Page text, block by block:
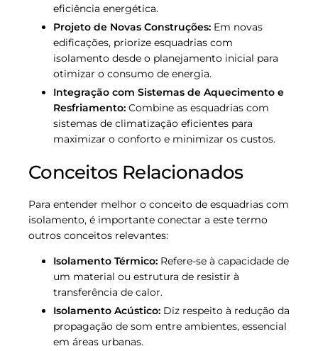
eficiência energética.
Projeto de Novas Construções: Em novas
edificações, priorize esquadrias com
isolamento desde o planejamento inicial para
otimizar o consumo de energia.
Integração com Sistemas de Aquecimento e
Resfriamento: Combine as esquadrias com
sistemas de climatização eficientes para
maximizar o conforto e minimizar os custos.
Conceitos Relacionados
Para entender melhor o conceito de esquadrias com
isolamento, é importante conectar a este termo
outros conceitos relevantes:
Isolamento Térmico: Refere-se à capacidade de
um material ou estrutura de resistir à
transferência de calor.
Isolamento Acústico: Diz respeito à redução da
propagação de som entre ambientes, essencial
em áreas urbanas.